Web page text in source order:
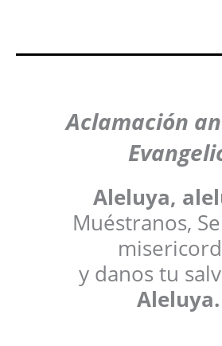
Aclamación
Aleluya,
Muéstranos,
y danos tu
Aleluya.